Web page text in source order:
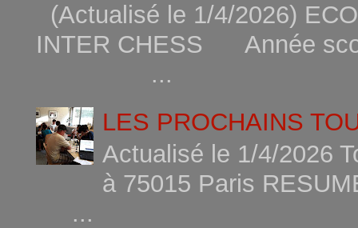
(Actualisé le 1/4/2026)
INTER CHESS Année
...
LES PROCHAINS
Actualisé le 1/4/2026
à 75015
...